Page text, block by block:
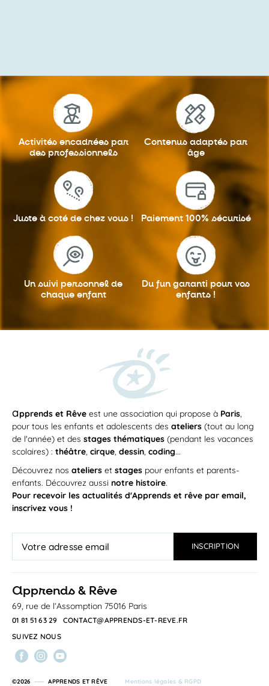
Activités encadrées par
des professionnels
Contenus adaptés par
âge
Juste à coté de chez vous ! Paiement 100% sécurisé
Un suivi personnel de
chaque enfant
Du fun garanti pour vos
enfants !
apprends et Rêve est une association qui propose à Paris,
pour tous les enfants et adolescents des ateliers (tout au long
de l'année) et des stages thématiques (pendant les vacances
scolaires) : théâtre, cirque, dessin, coding...
Découvrez nos ateliers et stages pour enfants et parents-
enfants. Découvrez aussi notre histoire.
Pour recevoir les actualités d'Apprends et rêve par email,
inscrivez vous !
apprends & Rêve
69, rue de l’Assomption 75016 Paris
01 81 51 63 29
CONTACT@APPRENDS-ET-REVE.FR
SUIVEZ NOUS
©2026 APPRENDS ET RÊVE Mentions légales & RGPD